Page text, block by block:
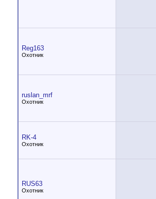
Reg163
Охотник
ruslan_mrf
Охотник
RK-4
Охотник
RUS63
Охотник